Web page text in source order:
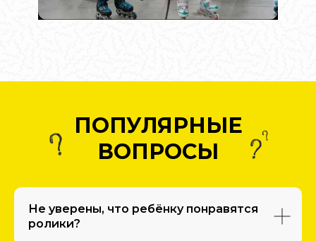
ПОПУЛЯРНЫЕ
ВОПРОСЫ
Не уверены, что ребёнку понравятся
ролики?